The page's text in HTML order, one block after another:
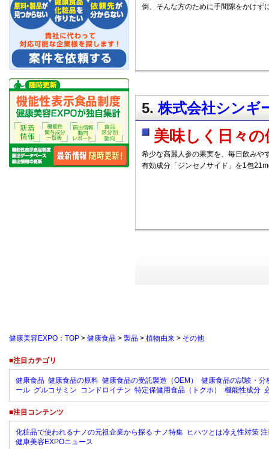
倒、そんな方のために手間隙をかけず
5.株式会社シンギ
美味しく日々
希少な高麗人参の果実を、毎日飲みや
有効成分「ジンセノサイド」を1包
健康美容EXPO：TOP > 健康食品 > 製品 > 植物由来 > その他
■注目カテゴリ
健康食品 健康食品の原料 健康食品の受託製造（OEM）
健康食品の試験・分
ール グルコサミン コンドロイチン 特定保健用食品（トクホ） 機能性成分
■注目コンテンツ
化粧品で使われるナノの元祖企業から探る ナノ特集 ヒハツとは冷え性対策
健康美容EXPOニュース